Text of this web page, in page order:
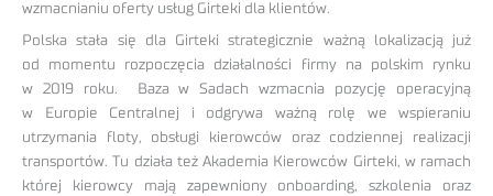
wzmacnianiu oferty usług Girteki dla klientów.
Polska stała się dla Girteki strategicznie ważną lokalizacją już
od momentu rozpoczęcia działalności firmy na polskim rynku
w 2019 roku. Baza w Sadach wzmacnia pozycję operacyjną
w Europie Centralnej i odgrywa ważną rolę we wspieraniu
utrzymania floty, obsługi kierowców oraz codziennej realizacji
transportów. Tu działa też Akademia Kierowców Girteki, w ramach
której kierowcy mają zapewniony onboarding, szkolenia oraz